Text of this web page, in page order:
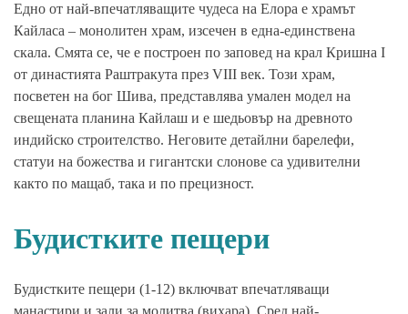
Едно от най-впечатляващите чудеса на Елора е храмът
Кайласа – монолитен храм, изсечен в една-единствена
скала. Смята се, че е построен по заповед на крал Кришна I
от династията Раштракута през VIII век. Този храм,
посветен на бог Шива, представлява умален модел на
свещената планина Кайлаш и е шедьовър на древното
индийско строителство. Неговите детайлни барелефи,
статуи на божества и гигантски слонове са удивителни
както по мащаб, така и по прецизност.
Будистките пещери
Будистките пещери (1-12) включват впечатляващи